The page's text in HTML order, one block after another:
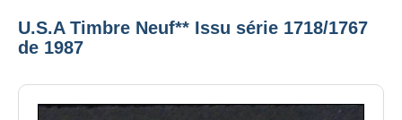
U.S.A Timbre Neuf** Issu série 1718/1767
de 1987